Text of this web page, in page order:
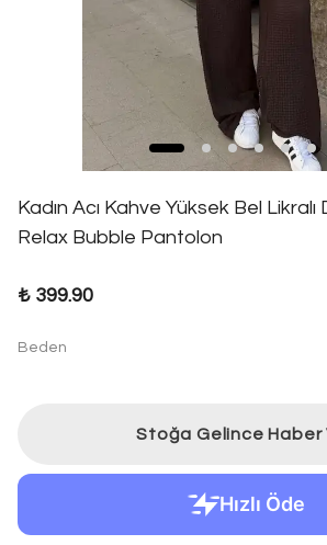
Kadın Acı Kahve Yüksek Bel Likralı
Relax Bubble Pantolon
₺ 399.90
Beden
Stoğa Gelince Haber